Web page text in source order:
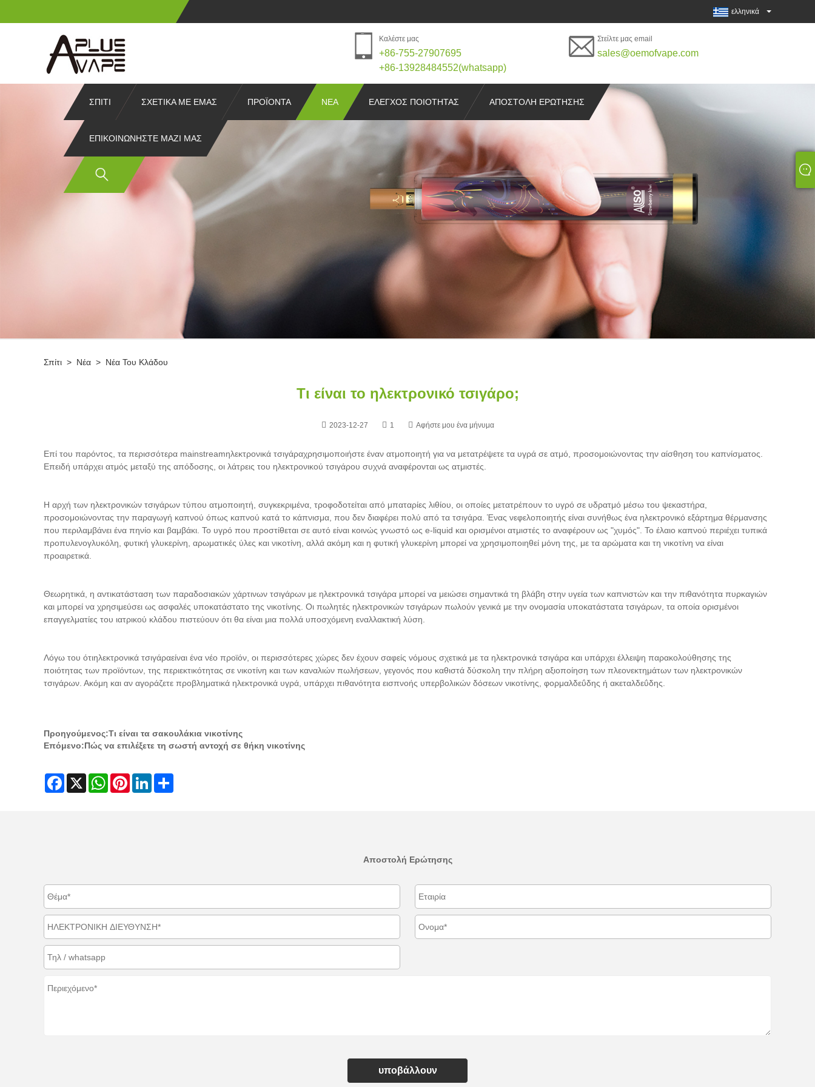
ελληνικά
Καλέστε μας
+86-755-27907695
+86-13928484552(whatsapp)
Στείλτε μας email
sales@oemofvape.com
ΣΠΊΤΙ ΣΧΕΤΙΚΆ ΜΕ ΕΜΆΣ ΠΡΟΪΌΝΤΑ ΝΈΑ ΕΛΕΓΧΟΣ ΠΟΙΌΤΗΤΑΣ ΑΠΟΣΤΟΛΉ ΕΡΏΤΗΣΗΣ
ΕΠΙΚΟΙΝΩΝΉΣΤΕ ΜΑΖΊ ΜΑΣ
Σπίτι > Νέα > Νέα Του Κλάδου
Τι είναι το ηλεκτρονικό τσιγάρο;
2023-12-27 1 Αφήστε μου ένα μήνυμα
Επί του παρόντος, τα περισσότερα mainstreamηλεκτρονικά τσιγάραχρησιμοποιήστε έναν ατμοποιητή για να μετατρέψετε τα υγρά σε ατμό, προσομοιώνοντας την αίσθηση του καπνίσματος.
Επειδή υπάρχει ατμός μεταξύ της απόδοσης, οι λάτρεις του ηλεκτρονικού τσιγάρου συχνά αναφέρονται ως ατμιστές.
Η αρχή των ηλεκτρονικών τσιγάρων τύπου ατμοποιητή, συγκεκριμένα, τροφοδοτείται από μπαταρίες λιθίου, οι οποίες μετατρέπουν το υγρό σε υδρατμό μέσω του ψεκαστήρα,
προσομοιώνοντας την παραγωγή καπνού όπως καπνού κατά το κάπνισμα, που δεν διαφέρει πολύ από τα τσιγάρα. Ένας νεφελοποιητής είναι συνήθως ένα ηλεκτρονικό εξάρτημα θέρμανσης
που περιλαμβάνει ένα πηνίο και βαμβάκι. Το υγρό που προστίθεται σε αυτό είναι κοινώς γνωστό ως e-liquid και ορισμένοι ατμιστές το αναφέρουν ως "χυμός". Το έλαιο καπνού περιέχει τυπικά
προπυλενογλυκόλη, φυτική γλυκερίνη, αρωματικές ύλες και νικοτίνη, αλλά ακόμη και η φυτική γλυκερίνη μπορεί να χρησιμοποιηθεί μόνη της, με τα αρώματα και τη νικοτίνη να είναι
προαιρετικά.
Θεωρητικά, η αντικατάσταση των παραδοσιακών χάρτινων τσιγάρων με ηλεκτρονικά τσιγάρα μπορεί να μειώσει σημαντικά τη βλάβη στην υγεία των καπνιστών και την πιθανότητα πυρκαγιών
και μπορεί να χρησιμεύσει ως ασφαλές υποκατάστατο της νικοτίνης. Οι πωλητές ηλεκτρονικών τσιγάρων πωλούν γενικά με την ονομασία υποκατάστατα τσιγάρων, τα οποία ορισμένοι
επαγγελματίες του ιατρικού κλάδου πιστεύουν ότι θα είναι μια πολλά υποσχόμενη εναλλακτική λύση.
Λόγω του ότιηλεκτρονικά τσιγάραείναι ένα νέο προϊόν, οι περισσότερες χώρες δεν έχουν σαφείς νόμους σχετικά με τα ηλεκτρονικά τσιγάρα και υπάρχει έλλειψη παρακολούθησης της
ποιότητας των προϊόντων, της περιεκτικότητας σε νικοτίνη και των καναλιών πωλήσεων, γεγονός που καθιστά δύσκολη την πλήρη αξιοποίηση των πλεονεκτημάτων των ηλεκτρονικών
τσιγάρων. Ακόμη και αν αγοράζετε προβληματικά ηλεκτρονικά υγρά, υπάρχει πιθανότητα εισπνοής υπερβολικών δόσεων νικοτίνης, φορμαλδεΰδης ή ακεταλδεΰδης.
Προηγούμενος:Τι είναι τα σακουλάκια νικοτίνης
Επόμενο:Πώς να επιλέξετε τη σωστή αντοχή σε θήκη νικοτίνης
Facebook WhatsAppPinterestLinkedIn
Αποστολή Ερώτησης
υποβάλλουν